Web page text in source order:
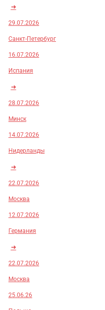
➜
29.07.2026
Санкт-Петербург
16.07.2026
Испания
➜
28.07.2026
Минск
14.07.2026
Нидерланды
➜
22.07.2026
Москва
12.07.2026
Германия
➜
22.07.2026
Москва
25.06.26